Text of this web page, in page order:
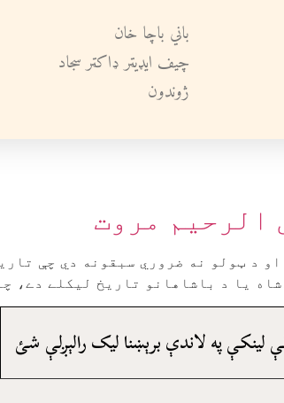
باني باچا خان
چيف ايډيټر ډاکټر سجاد
ژوندون
الرحيم مروت
د ټولو نه ضروري سبقونه دي چې
يا د باشاهانو تاريخ ليکلے دے،
لينکې په لاندې برېښنا ليک رالېږلې شئ